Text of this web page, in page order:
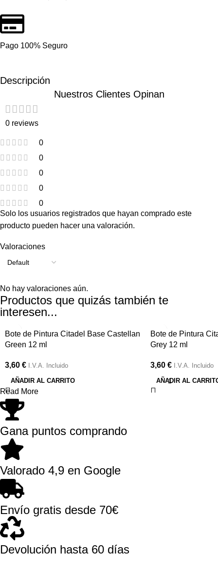
Pago 100% Seguro
Descripción
Nuestros Clientes Opinan
0 reviews
0
0
0
0
0
Valoraciones
No hay valoraciones aún.
Solo los usuarios registrados que hayan comprado este
producto pueden hacer una valoración.
Productos que quizás también te
interesen...
Bote de Pintura Citadel Base Castellan
Green 12 ml
3,60 € I.V.A. Incluido
AÑADIR AL CARRITO
Bote de Pintura
Grey 12 ml
3,60 € I.V.A. Incluido
AÑADIR AL
Read More
Gana puntos comprando
Valorado 4,9 en Google
Envío gratis desde 70€
Devolución hasta 60 días